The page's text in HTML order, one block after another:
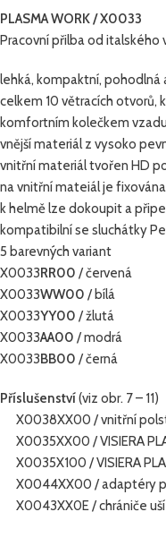
PLASMA WORK / X0033
Pracovní přilba od italského
lehká, kompaktní,
celkem 10 větracích otvorů,
komfortním kolečkem
vnější materiál z vysoko
vnitřní materiál tvořen HD
na vnitřní mateiál je
k helmě lze dokoupit a
kompatibilní se sluchátky
5 barevných variant
X0033RR00 / červená
X0033WW00 / bílá
X0033YY00 / žlutá
X0033AA00 / modrá
X0033BB00 / černá
Příslušenství(viz obr. 7 – 11)
X0038XX00 / vnitřní
X0035XX00 / VISIERA
X0035X100 / VISIERA
X0044XX00 / adaptéry
X0043XX0E / chrániče uší